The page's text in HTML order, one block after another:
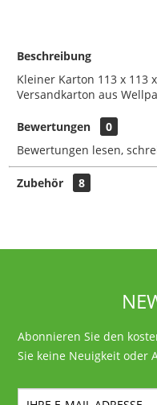
Beschreibung
Kleiner Karton 113 x 113
Versandkarton aus
Bewertungen
0
Bewertungen lesen,
Zubehör 8
Abonnieren Sie den
Sie keine Neuigkeit oder